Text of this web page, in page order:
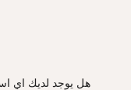
هل يوجد لديك اي